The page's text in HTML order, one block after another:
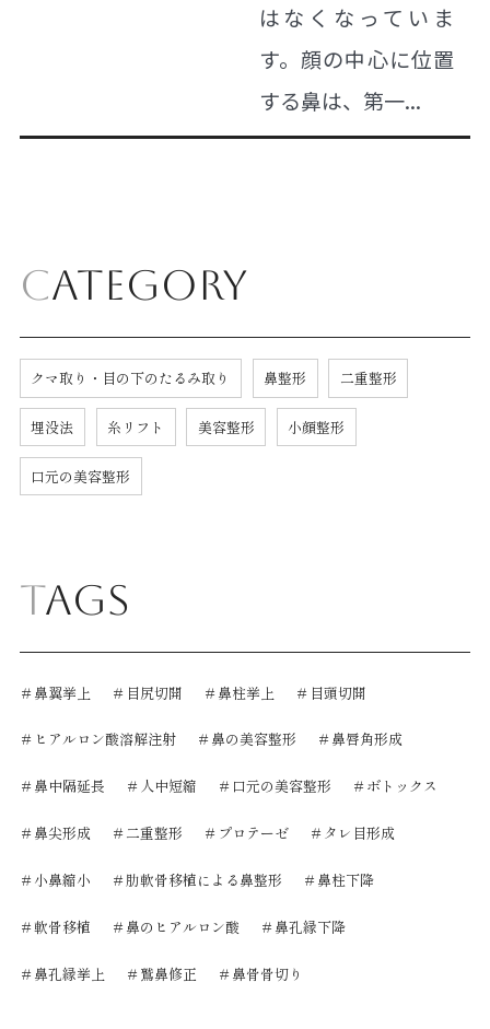
はなくなっていま
す。顔の中心に位置
する鼻は、第一...
Category
クマ取り・目の下のたるみ取り 鼻整形 二重整形
埋没法 糸リフト 美容整形 小顔整形
口元の美容整形
Tags
＃鼻翼挙上 ＃目尻切開 ＃鼻柱挙上 ＃目頭切開
＃ヒアルロン酸溶解注射 ＃鼻の美容整形 ＃鼻唇角形成
＃鼻中隔延長 ＃人中短縮 ＃口元の美容整形 ＃ボトックス
＃鼻尖形成 ＃二重整形 ＃プロテーゼ ＃タレ目形成
＃小鼻縮小 ＃肋軟骨移植による鼻整形 ＃鼻柱下降
＃軟骨移植 ＃鼻のヒアルロン酸 ＃鼻孔縁下降
＃鼻孔縁挙上 ＃鷲鼻修正 ＃鼻骨骨切り